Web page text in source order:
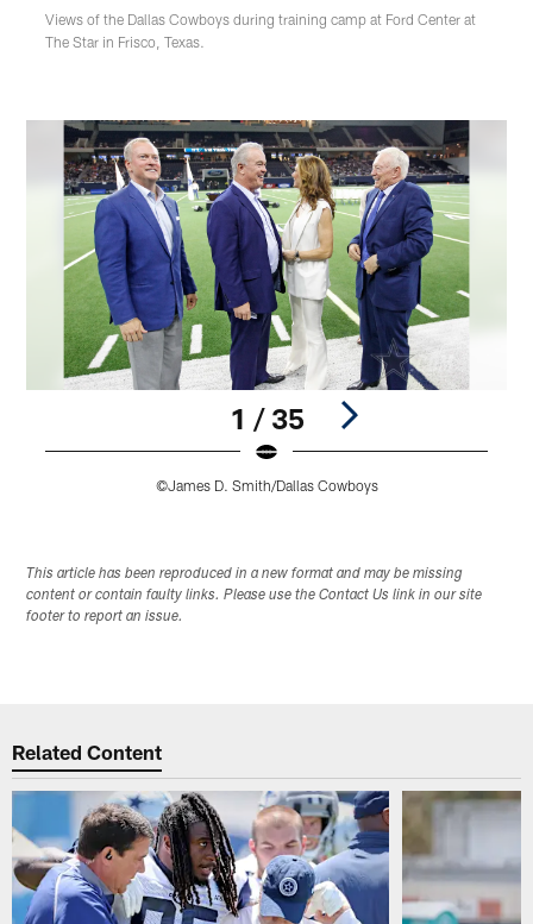
Views of the Dallas Cowboys during training camp at Ford Center at
The Star in Frisco, Texas.
1 / 35
©James D. Smith/Dallas Cowboys
This article has been reproduced in a new format and may be missing
content or contain faulty links. Please use the Contact Us link in our site
footer to report an issue.
Related Content